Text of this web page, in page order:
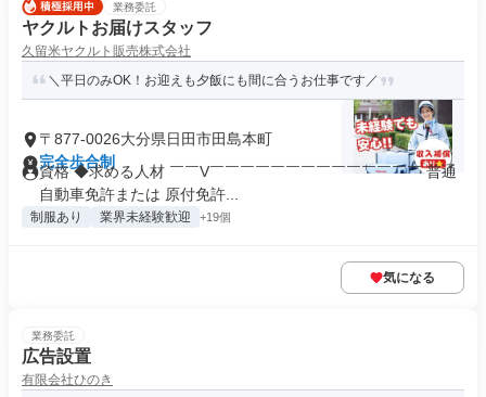
業務委託
ヤクルトお届けスタッフ
久留米ヤクルト販売株式会社
＼平日のみOK！お迎えも夕飯にも間に合うお仕事です／
〒877-0026大分県日田市田島本町
完全歩合制
資格 ◆求める人材 ￣￣V￣￣￣￣￣￣￣￣￣￣￣￣￣￣ 普通
自動車免許または 原付免許...
制服あり 業界未経験歓迎 +19個
気になる
業務委託
広告設置
有限会社ひのき